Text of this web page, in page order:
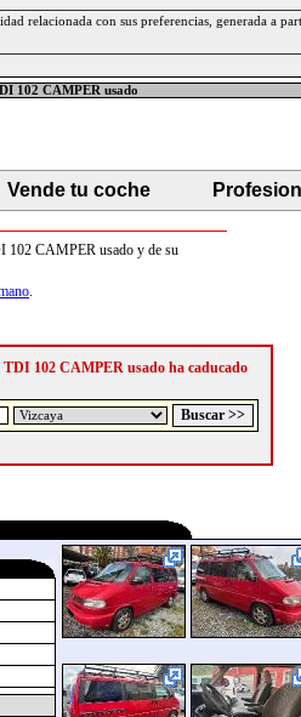
relacionada con sus preferencias, generada a
102 CAMPER usado
Vende tu coche
CAMPER usado y de su
.
102 CAMPER usado ha caducado